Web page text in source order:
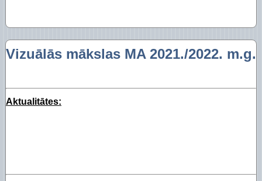
Vizuālās mākslas MA 2021./2022. m.g.
Aktualitātes: